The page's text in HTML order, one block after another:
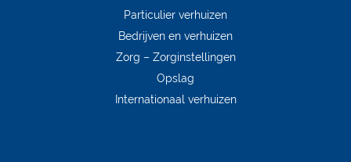
Particulier verhuizen
Bedrijven en verhuizen
Zorg – Zorginstellingen
Opslag
Internationaal verhuizen